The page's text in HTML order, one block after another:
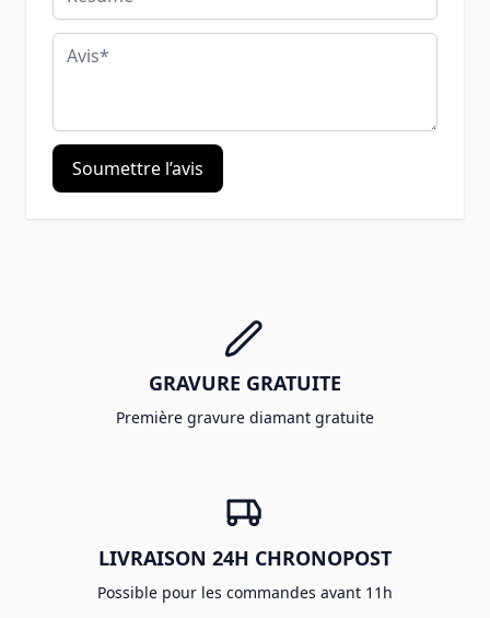
Avis
Soumettre l’avis
GRAVURE GRATUITE
Première gravure diamant gratuite
LIVRAISON 24H CHRONOPOST
Possible pour les commandes avant 11h